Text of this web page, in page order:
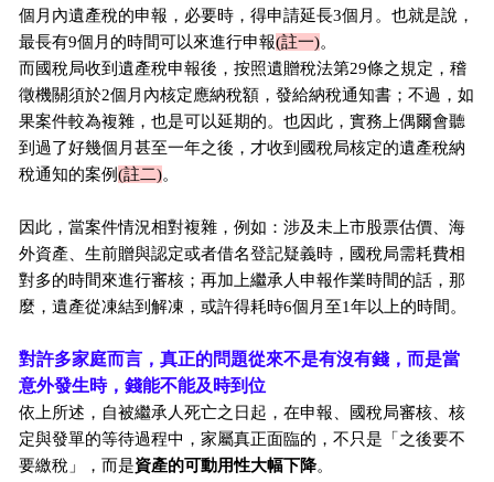
個月內遺產稅的申報，必要時，得申請延長3個月。也就是說，
最長有9個月的時間可以來進行申報(註一)。
而國稅局收到遺產稅申報後，按照遺贈稅法第29條之規定，稽
徵機關須於2個月內核定應納稅額，發給納稅通知書；不過，如
果案件較為複雜，也是可以延期的。也因此，實務上偶爾會聽
到過了好幾個月甚至一年之後，才收到國稅局核定的遺產稅納
稅通知的案例(註二)。
因此，當案件情況相對複雜，例如：涉及未上市股票估價、海
外資產、生前贈與認定或者借名登記疑義時，國稅局需耗費相
對多的時間來進行審核；再加上繼承人申報作業時間的話，那
麼，遺產從凍結到解凍，或許得耗時6個月至1年以上的時間。
對許多家庭而言，真正的問題從來不是有沒有錢，而是當
意外發生時，錢能不能及時到位
依上所述，自被繼承人死亡之日起，在申報、國稅局審核、核
定與發單的等待過程中，家屬真正面臨的，不只是「之後要不
要繳稅」，而是資產的可動用性大幅下降。